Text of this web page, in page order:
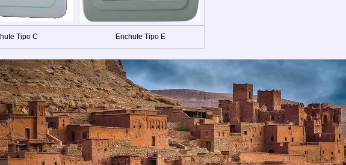
Tipo C Enchufe Tipo E